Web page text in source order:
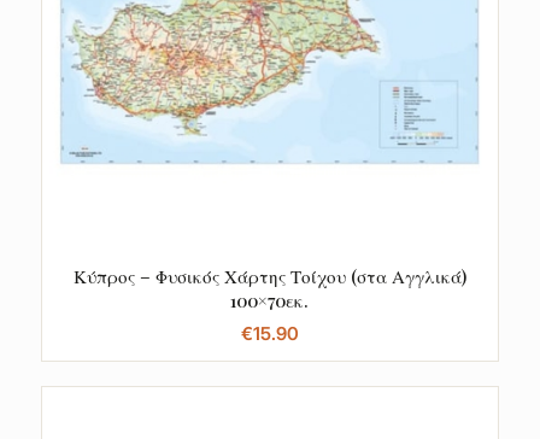
Κύπρος – Φυσικός Χάρτης Τοίχου (στα Αγγλικά)
100×70εκ.
€15.90